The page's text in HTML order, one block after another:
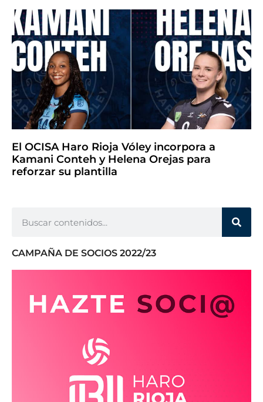
El OCISA Haro Rioja Vóley incorpora a
Kamani Conteh y Helena Orejas para
reforzar su plantilla
CAMPAÑA DE SOCIOS 2022/23